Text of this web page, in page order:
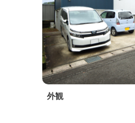
外観